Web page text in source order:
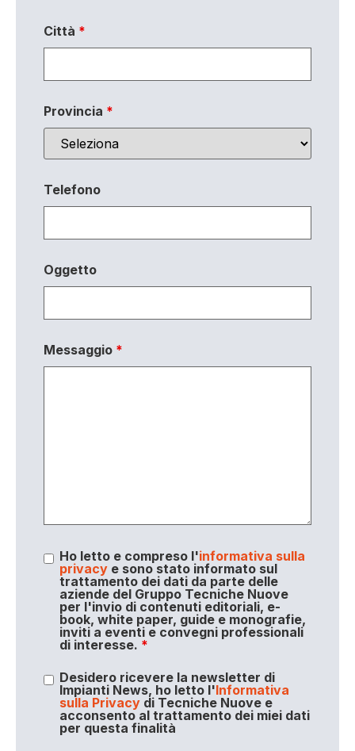
Città *
Provincia *
Telefono
Oggetto
Messaggio *
Ho letto e compreso l'informativa sulla
privacye sono stato informato sul
trattamento dei dati da parte delle
aziende del Gruppo Tecniche Nuove
per l'invio di contenuti editoriali, e-
book, white paper, guide e monografie,
inviti a eventi e convegni professionali
di interesse. *
Desidero ricevere la newsletter di
Impianti News, ho letto l'Informativa
sulla Privacydi Tecniche Nuove e
acconsento al trattamento dei miei dati
per questa finalità